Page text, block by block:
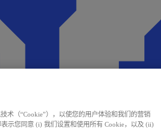
术（“Cookie”），以使您的用户体验和我们的营销
表示您同意 (i) 我们设置和使用所有 Cookie，以及 (ii)